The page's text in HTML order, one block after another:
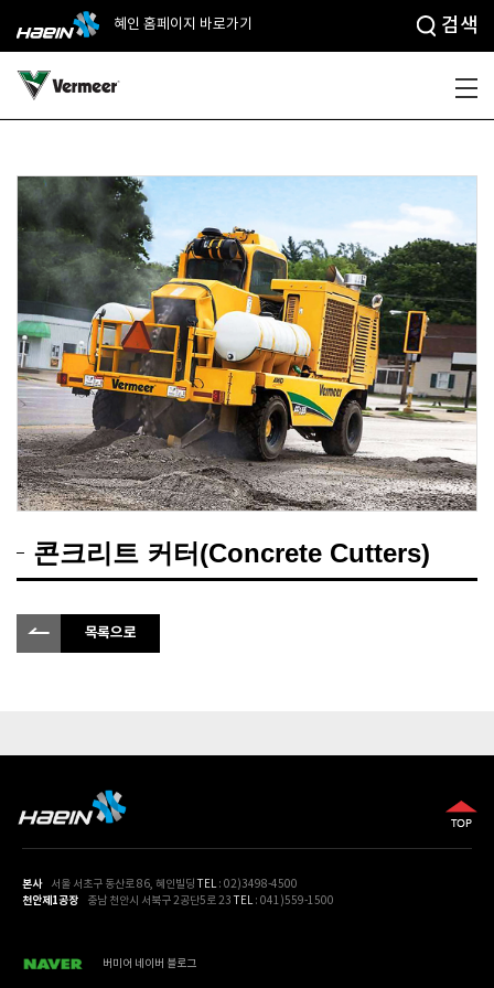
혜인 홈페이지 바로가기 검색
콘크리트 커터(Concrete Cutters)
목록으로
본사 서울 서초구 동산로 86, 혜인빌딩 TEL: 02)3498-4500
천안제1공장
충남 천안시 서북구 2공단5로 23 TEL: 041)559-1500
버미어 네이버 블로그